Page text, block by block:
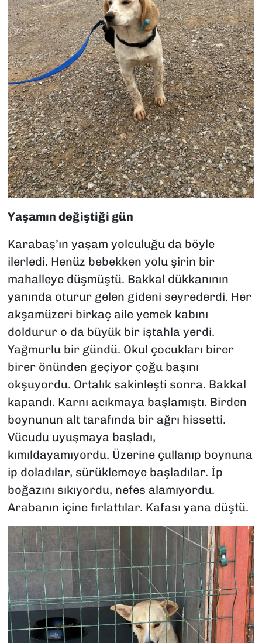
Yaşamın değiştiği gün
Karabaş’ın yaşam yolculuğu da böyle
ilerledi. Henüz bebekken yolu şirin bir
mahalleye düşmüştü. Bakkal dükkanının
yanında oturur gelen gideni seyrederdi. Her
akşamüzeri birkaç aile yemek kabını
doldurur o da büyük bir iştahla yerdi.
Yağmurlu bir gündü. Okul çocukları birer
birer önünden geçiyor çoğu başını
okşuyordu. Ortalık sakinleşti sonra. Bakkal
kapandı. Karnı acıkmaya başlamıştı. Birden
boynunun alt tarafında bir ağrı hissetti.
Vücudu uyuşmaya başladı,
kımıldayamıyordu. Üzerine çullanıp boynuna
ip doladılar, sürüklemeye başladılar. İp
boğazını sıkıyordu, nefes alamıyordu.
Arabanın içine fırlattılar. Kafası yana düştü.